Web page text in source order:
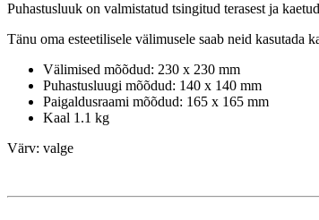
Puhastusluuk on valmistatud tsingitud terasest ja
Tänu oma esteetilisele välimusele saab neid kasutada
Välimised mõõdud: 230 x 230 mm
Puhastusluugi mõõdud: 140 x 140 mm
Paigaldusraami mõõdud: 165 x 165 mm
Kaal 1.1 kg
Värv: valge